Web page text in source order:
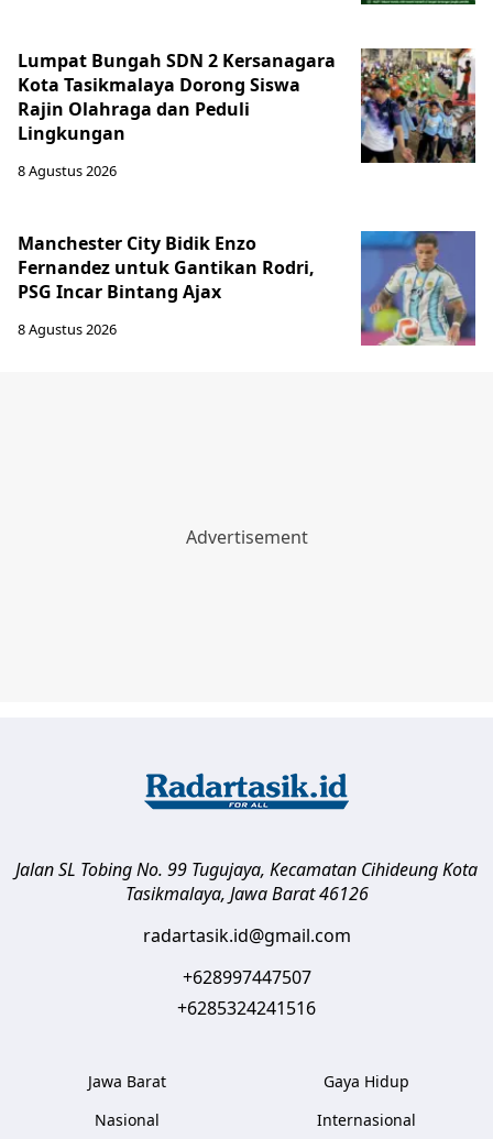
Lumpat Bungah SDN 2 Kersanagara
Kota Tasikmalaya Dorong Siswa
Rajin Olahraga dan Peduli
Lingkungan
8 Agustus 2026
Manchester City Bidik Enzo
Fernandez untuk Gantikan Rodri,
PSG Incar Bintang Ajax
8 Agustus 2026
Jalan SL Tobing No. 99 Tugujaya, Kecamatan CihideungKota
Tasikmalaya, Jawa Barat 46126
radartasik.id@gmail.com
+628997447507
+6285324241516
Jawa Barat
Nasional
Gaya Hidup
Internasional